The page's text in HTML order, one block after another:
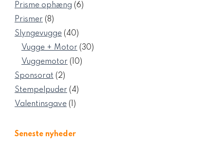
Prisme ophæng 66
Prismer 88
varer
Slyngevugge 4040
varer
Vugge + Motor 3030
Vuggemotor 1010
Sponsorat 22
varer
Stempelpuder 44
Valentinsgave 11
Seneste nyheder